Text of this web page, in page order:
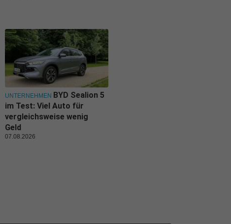
UNTERNEHMEN BYD Sealion 5
im Test: Viel Auto für
vergleichsweise wenig
Geld
07.08.2026